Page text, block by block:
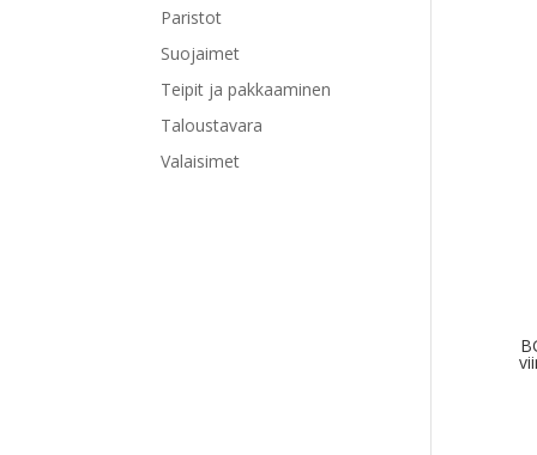
Paristot
Suojaimet
Teipit ja pakkaaminen
Taloustavara
Valaisimet